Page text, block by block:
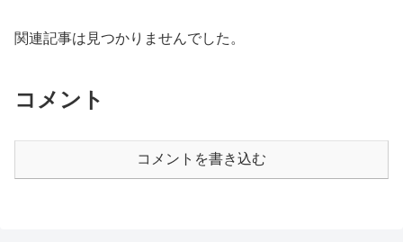
関連記事は見つかりませんでした。
コメント
コメントを書き込む